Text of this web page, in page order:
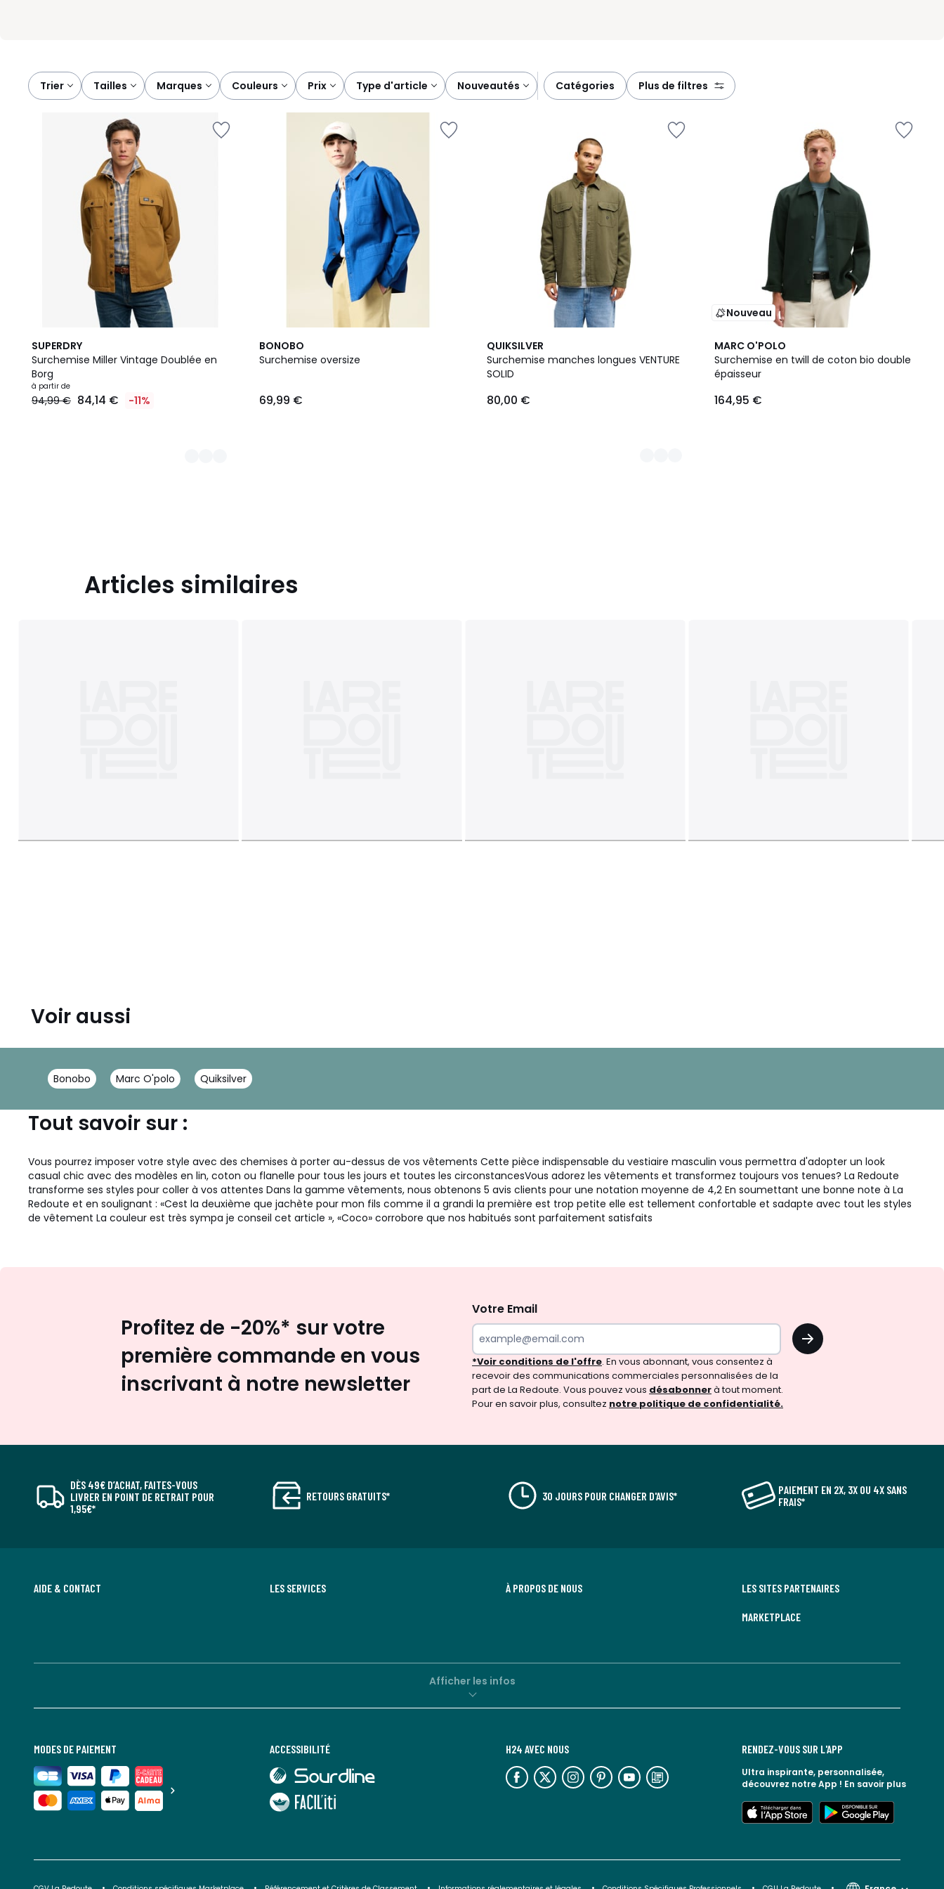
Trier tailles marques couleurs prix type d'article nouveautés catégories plus de filtres
SUPERDRY
Surchemise Miller Vintage Doublée en
Borg
Prix
à
à partir de
94,99 € 84,14 € -11%
3
Couleurs
BONOBO
Surchemise oversize
69,99 €
QUIKSILVER
Surchemise manches longues VENTURE
SOLID
80,00 €
2
Couleurs
Nouveau
MARC O'POLO
Surchemise en twill de coton bio double
épaisseur
164,95 €
Articles similaires
Voir aussi
Bonobo Marc O'polo Quiksilver
Tout savoir sur :
Vous pourrez imposer votre style avec des chemises à porter au-dessus de vos vêtements Cette pièce indispensable du vestiaire masculin vous permettra d'adopter un look
casual chic avec des modèles en lin, coton ou flanelle pour tous les jours et toutes les circonstancesVous adorez les vêtements et transformez toujours vos tenues? La Redoute
transforme ses styles pour coller à vos attentes Dans la gamme vêtements, nous obtenons 5 avis clients pour une notation moyenne de 4,2 En soumettant une bonne note à La
Redoute et en soulignant : «Cest la deuxième que jachète pour mon fils comme il a grandi la première est trop petite elle est tellement confortable et sadapte avec tout les styles
de vêtement La couleur est très sympa je conseil cet article », «Coco» corrobore que nos habitués sont parfaitement satisfaits
Profitez de -20%* sur votre
première commande en vous
inscrivant à notre newsletter
Votre Email
OK
*Voir conditions de l'offre. En vous abonnant, vous consentez à
recevoir des communications commerciales personnalisées de la
part de La Redoute. Vous pouvez vous désabonnerà tout moment.
Pour en savoir plus, consultez notre politique de confidentialité.
DÈS 49€ D’ACHAT, FAITES-VOUS
LIVRER EN POINT DE RETRAIT POUR
1,95€*
RETOURS GRATUITS* 30 JOURS POUR CHANGER D'AVIS*
PAIEMENT EN 2X, 3X OU 4X SANS
FRAIS*
AIDE & CONTACT LES SERVICES À PROPOS DE NOUS LES SITES PARTENAIRES
MARKETPLACE
Afficher les infos
MODES DE PAIEMENT ACCESSIBILITÉ
lien
vers
Sourdline
lien
H24 AVEC NOUS
lien
vers
lien
vers
lien
vers
lien
vers
lien
vers
lien
vers
RENDEZ-VOUS SUR L'APP
Ultra inspirante, personnalisée,
découvrez notre App ! En savoir plus
lien
vers
lien
vers